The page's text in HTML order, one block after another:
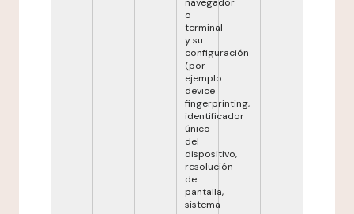
o
terminal
y su
configuración
(por
ejemplo:
device
fingerprinting,
identificador
único
del
dispositivo,
resolución
de
pantalla,
sistema